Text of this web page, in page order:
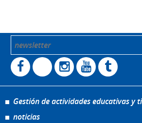
Gestión de actividades educativas y
noticias